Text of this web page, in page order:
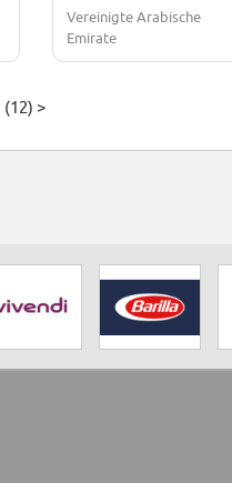
Vereinigte Arabische
Emirate
>